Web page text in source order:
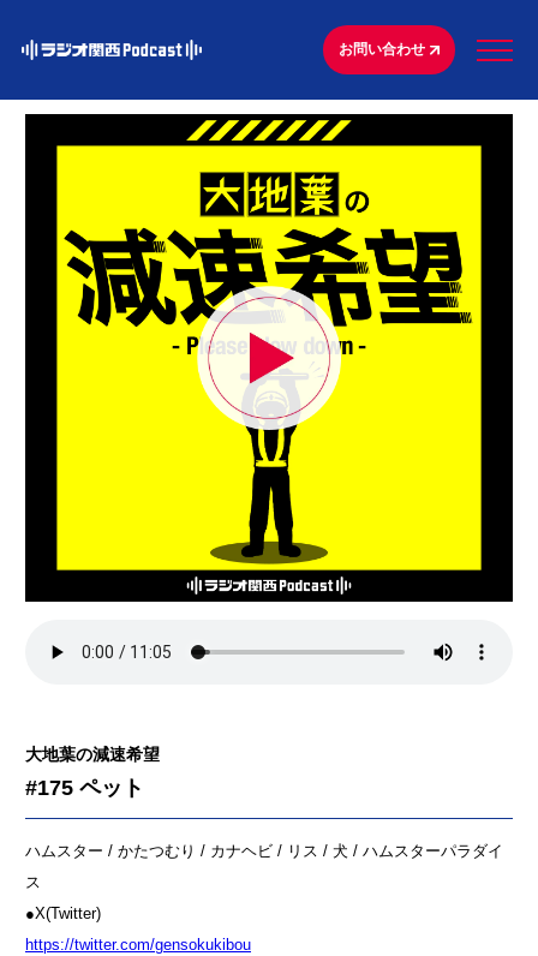
お問い合わせ
大地葉の減速希望
#175 ペット
ハムスター / かたつむり / カナヘビ / リス / 犬 / ハムスターパラダイ
ス
●X(Twitter)
⁠⁠⁠⁠⁠⁠⁠⁠⁠⁠⁠⁠⁠⁠⁠⁠⁠⁠⁠⁠⁠⁠⁠⁠⁠⁠https://twitter.com/gensokukibou⁠⁠⁠⁠⁠⁠⁠⁠⁠⁠⁠⁠⁠⁠⁠⁠⁠⁠⁠⁠⁠⁠⁠⁠⁠⁠⁠⁠⁠⁠⁠⁠⁠⁠⁠⁠⁠⁠⁠⁠⁠⁠⁠⁠